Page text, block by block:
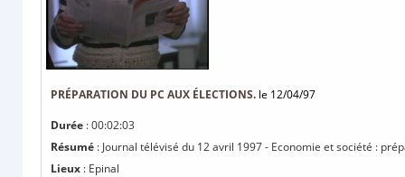
PRÉPARATION DU PC AUX ÉLECTIONS. le 12/04/97
Durée : 00:02:03
Résumé : Journal télévisé du 12 avril 1997 - Economie et société :
Lieux : Epinal